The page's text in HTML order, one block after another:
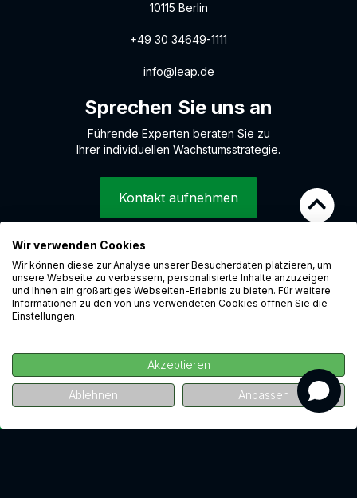
Jetzt kostenlos ansehen
Jetzt kostenlos ansehen
10115 Berlin
+49 30 34649-1111
info@leap.de
Sprechen Sie uns an
Führende Experten beraten Sie zu
Ihrer individuellen Wachstumsstrategie.
Kontakt aufnehmen
© 2026 LEAP Digital Marketing GmbH
Hinweisgebersystem
Impressum
Karriere
Wir verwenden Cookies
Wir können diese zur Analyse unserer Besucherdaten platzieren, um
unsere Webseite zu verbessern, personalisierte Inhalte anzuzeigen
und Ihnen ein großartiges Webseiten-Erlebnis zu bieten. Für weitere
Informationen zu den von uns verwendeten Cookies öffnen Sie die
Einstellungen.
Akzeptieren
Ablehnen Anpassen